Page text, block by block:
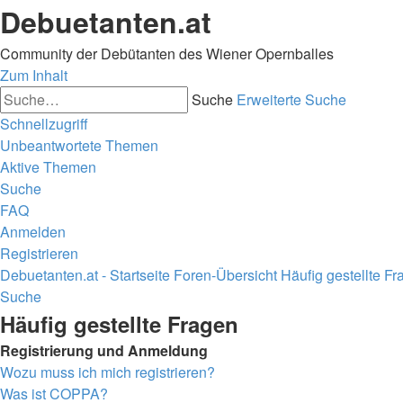
Debuetanten.at
Community der Debütanten des Wiener Opernballes
Zum Inhalt
Suche Erweiterte Suche
Schnellzugriff
Unbeantwortete Themen
Aktive Themen
Suche
FAQ
Anmelden
Registrieren
Debuetanten.at - Startseite Foren-Übersicht Häufig gestellte
Suche
Häufig gestellte Fragen
Registrierung und Anmeldung
Wozu muss ich mich registrieren?
Was ist COPPA?